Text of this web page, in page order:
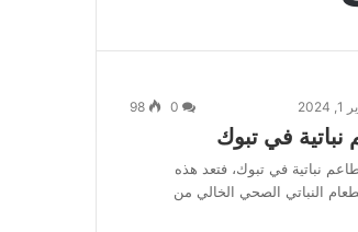
98
نباتية في تبوك، فتعد هذه
النباتي الصحي الخالي من